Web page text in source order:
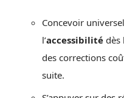
Concevoir
l’accessibilité dès
des corrections
suite.